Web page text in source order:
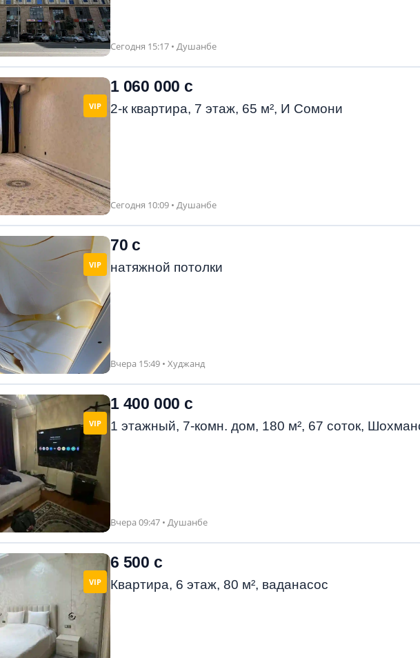
Сегодня 15:17 • Душанбе
VIP
1 060 000 с
2-к квартира, 7 этаж, 65 м², И Сомони
Сегодня 10:09 • Душанбе
VIP
70 с
натяжной потолки
Вчера 15:49 • Худжанд
VIP
1 400 000 с
1 этажный, 7-комн. дом, 180 м², 67 соток,
Вчера 09:47 • Душанбе
VIP
6 500 с
Квартира, 6 этаж, 80 м², ваданасос